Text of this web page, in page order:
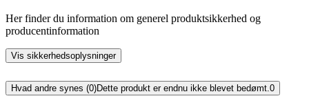
Her finder du information om generel produktsikkerhed og
producentinformation
Vis sikkerhedsoplysninger
Hvad andre synes (0)Dette produkt er endnu ikke blevet bedømt. 0